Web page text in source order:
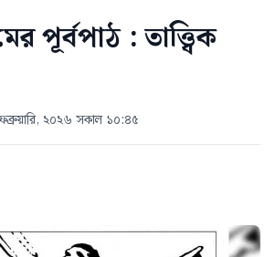
পূর্বপাঠ : তাত্ত্বিক
২০২৬ সকাল ১০:৪৫